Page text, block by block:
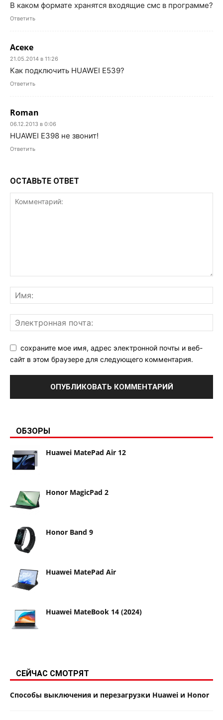
В каком формате хранятся входящие смс в программе?
Ответить
Асеке
21.05.2014 в 11:26
Как подключить HUAWEI E539?
Ответить
Roman
06.12.2013 в 0:06
HUAWEI E398 не звонит!
Ответить
ОСТАВЬТЕ ОТВЕТ
сохраните мое имя, адрес электронной почты и веб-
сайт в этом браузере для следующего комментария.
ОБЗОРЫ
Huawei MatePad Air 12
Honor MagicPad 2
Honor Band 9
Huawei MatePad Air
Huawei MateBook 14 (2024)
СЕЙЧАС СМОТРЯТ
Способы выключения и перезагрузки Huawei и Honor